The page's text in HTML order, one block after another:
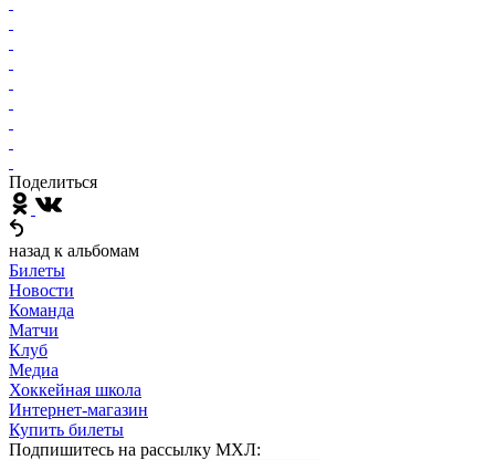
Поделиться
назад к альбомам
Билеты
Новости
Команда
Матчи
Клуб
Медиа
Хоккейная школа
Интернет-магазин
Купить билеты
Подпишитесь на рассылку МХЛ: